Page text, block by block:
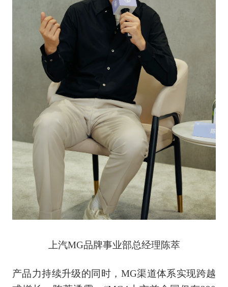
上汽MG品牌事业部总经理陈萃
产品力持续升级的同时，MG渠道体系实现跨越